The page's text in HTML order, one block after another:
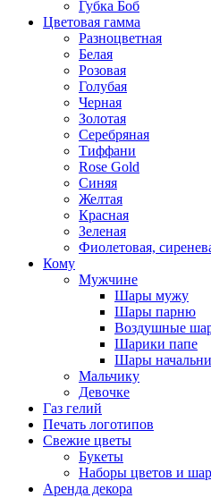
Губка Боб
Цветовая гамма
Разноцветная
Белая
Розовая
Голубая
Черная
Золотая
Серебряная
Тиффани
Rose Gold
Синяя
Желтая
Красная
Зеленая
Фиолетовая,
Кому
Мужчине
Шары мужу
Шары парню
Воздушные
Шарики папе
Шары
Мальчику
Девочке
Газ гелий
Печать логотипов
Свежие цветы
Букеты
Наборы цветов и
Аренда декора